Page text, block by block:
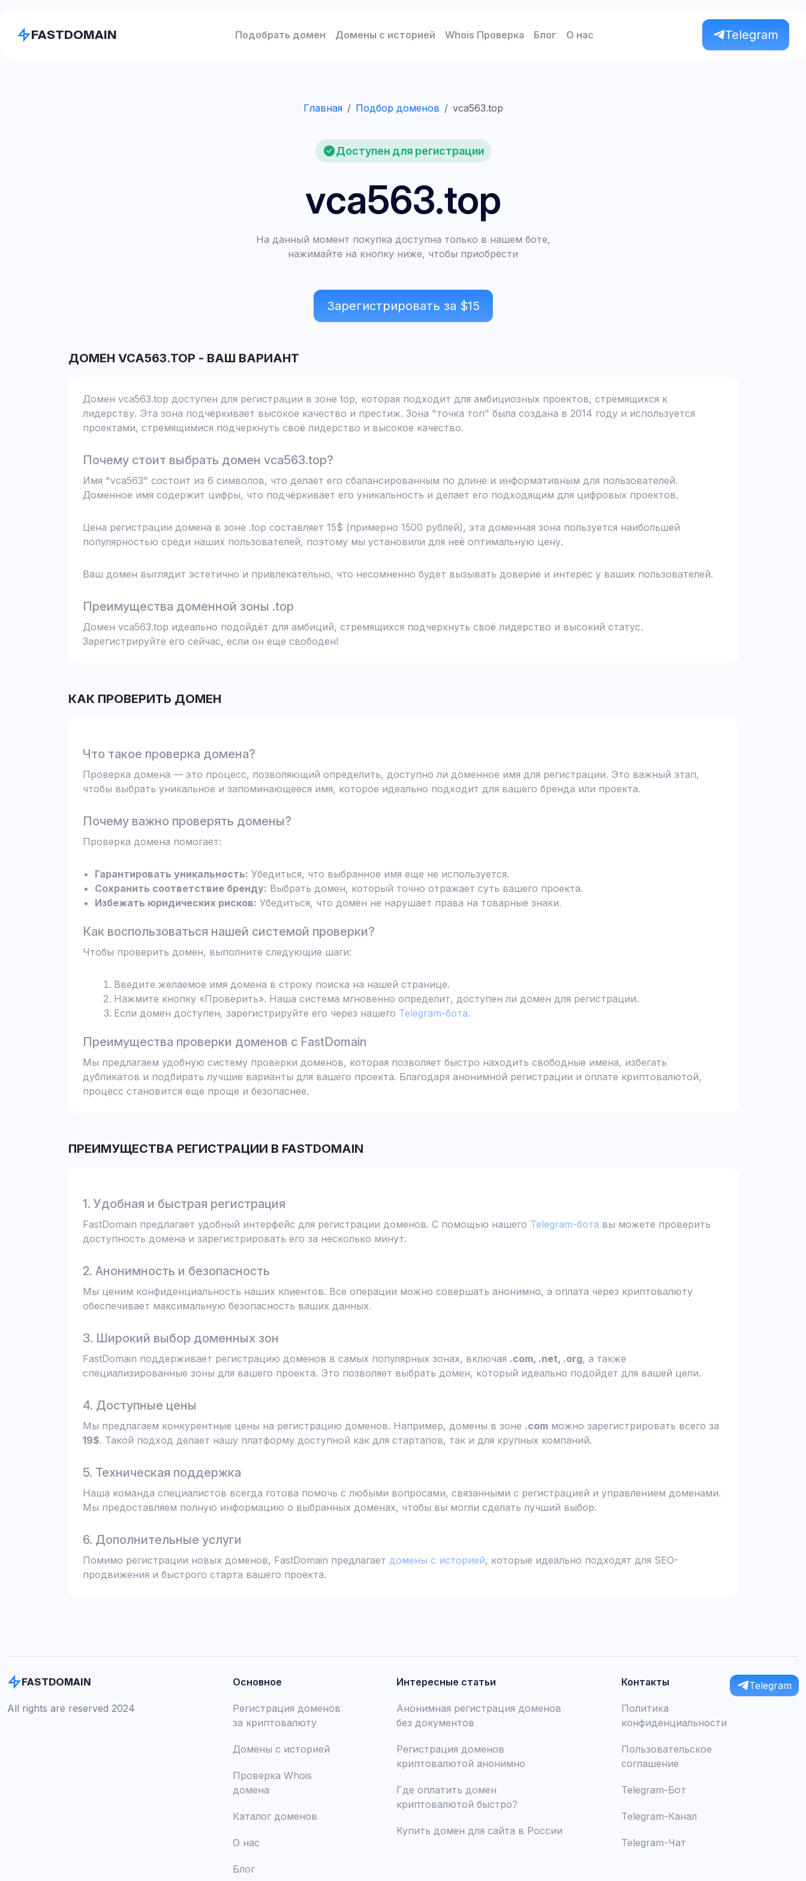
FASTDOMAIN Подобрать домен Домены с историей Whois Проверка Блог О нас Telegram
Главная Подбор доменов vca563.top
Доступен для регистрации
vca563.top
На данный момент покупка доступна только в нашем боте,
нажимайте на кнопку ниже, чтобы приобрести
Зарегистрировать за $15
ДОМЕН VCA563.TOP - ВАШ ВАРИАНТ
Домен vca563.top доступен для регистрации в зоне top, которая подходит для амбициозных проектов, стремящихся к
лидерству. Эта зона подчёркивает высокое качество и престиж. Зона "точка топ" была создана в 2014 году и используется
проектами, стремящимися подчеркнуть своё лидерство и высокое качество.
Почему стоит выбрать домен vca563.top?
Имя "vca563" состоит из 6 символов, что делает его сбалансированным по длине и информативным для пользователей.
Доменное имя содержит цифры, что подчёркивает его уникальность и делает его подходящим для цифровых проектов.
Цена регистрации домена в зоне .top составляет 15$ (примерно 1500 рублей), эта доменная зона пользуется наибольшей
популярностью среди наших пользователей, поэтому мы установили для неё оптимальную цену.
Ваш домен выглядит эстетично и привлекательно, что несомненно будет вызывать доверие и интерес у ваших пользователей.
Преимущества доменной зоны .top
Домен vca563.top идеально подойдёт для амбиций, стремящихся подчеркнуть своё лидерство и высокий статус.
Зарегистрируйте его сейчас, если он еще свободен!
КАК ПРОВЕРИТЬ ДОМЕН
Что такое проверка домена?
Проверка домена — это процесс, позволяющий определить, доступно ли доменное имя для регистрации. Это важный этап,
чтобы выбрать уникальное и запоминающееся имя, которое идеально подходит для вашего бренда или проекта.
Почему важно проверять домены?
Проверка домена помогает:
Гарантировать уникальность: Убедиться, что выбранное имя еще не используется.
Сохранить соответствие бренду: Выбрать домен, который точно отражает суть вашего проекта.
Избежать юридических рисков: Убедиться, что домен не нарушает права на товарные знаки.
Как воспользоваться нашей системой проверки?
Чтобы проверить домен, выполните следующие шаги:
Введите желаемое имя домена в строку поиска на нашей странице.
Нажмите кнопку «Проверить». Наша система мгновенно определит, доступен ли домен для регистрации.
Если домен доступен, зарегистрируйте его через нашего Telegram-бота.
Преимущества проверки доменов с FastDomain
Мы предлагаем удобную систему проверки доменов, которая позволяет быстро находить свободные имена, избегать
дубликатов и подбирать лучшие варианты для вашего проекта. Благодаря анонимной регистрации и оплате криптовалютой,
процесс становится еще проще и безопаснее.
ПРЕИМУЩЕСТВА РЕГИСТРАЦИИ В FASTDOMAIN
1. Удобная и быстрая регистрация
FastDomain предлагает удобный интерфейс для регистрации доменов. С помощью нашего Telegram-бота вы можете проверить
доступность домена и зарегистрировать его за несколько минут.
2. Анонимность и безопасность
Мы ценим конфиденциальность наших клиентов. Все операции можно совершать анонимно, а оплата через криптовалюту
обеспечивает максимальную безопасность ваших данных.
3. Широкий выбор доменных зон
FastDomain поддерживает регистрацию доменов в самых популярных зонах, включая .com, .net, .org, а также
специализированные зоны для вашего проекта. Это позволяет выбрать домен, который идеально подойдет для вашей цели.
4. Доступные цены
Мы предлагаем конкурентные цены на регистрацию доменов. Например, домены в зоне .com можно зарегистрировать всего за
19$. Такой подход делает нашу платформу доступной как для стартапов, так и для крупных компаний.
5. Техническая поддержка
Наша команда специалистов всегда готова помочь с любыми вопросами, связанными с регистрацией и управлением доменами.
Мы предоставляем полную информацию о выбранных доменах, чтобы вы могли сделать лучший выбор.
6. Дополнительные услуги
Помимо регистрации новых доменов, FastDomain предлагает домены с историей, которые идеально подходят для SEO-
продвижения и быстрого старта вашего проекта.
FASTDOMAIN
All rights are reserved 2024
Основное
Регистрация доменов
за криптовалюту
Домены с историей
Проверка Whois
домена
Каталог доменов
О нас
Блог
Интересные статьи
Анонимная регистрация доменов
без документов
Регистрация доменов
криптовалютой анонимно
Где оплатить домен
криптовалютой быстро?
Купить домен для сайта в России
Контакты
Политика
конфиденциальности
Пользовательское
соглашение
Telegram-Бот
Telegram-Канал
Telegram-Чат
Telegram